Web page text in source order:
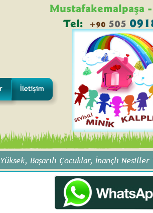
Başarılı Çocuklar, İnançlı Nesiller
Mustafakemalpaşa
Tel:
+90 505